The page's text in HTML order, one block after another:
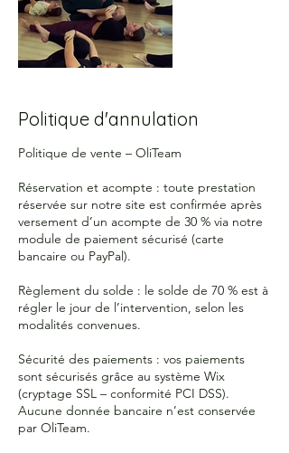
Politique d'annulation
Politique de vente – OliTeam
Réservation et acompte : toute prestation
réservée sur notre site est confirmée après
versement d’un acompte de 30 % via notre
module de paiement sécurisé (carte
bancaire ou PayPal).
Règlement du solde : le solde de 70 % est à
régler le jour de l’intervention, selon les
modalités convenues.
Sécurité des paiements : vos paiements
sont sécurisés grâce au système Wix
(cryptage SSL – conformité PCI DSS).
Aucune donnée bancaire n’est conservée
par OliTeam.